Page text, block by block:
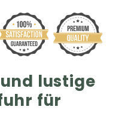
lustige
für